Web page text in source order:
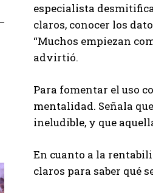
especialista
claros, conocer los
“Muchos empiezan
advirtió.
Para fomentar el uso
mentalidad. Señala
ineludible, y que
En cuanto a la
claros para saber qué